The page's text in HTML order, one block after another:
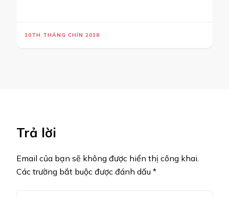
10TH THÁNG CHÍN 2018
Trả lời
Email của bạn sẽ không được hiển thị công khai.
Các trường bắt buộc được đánh dấu *